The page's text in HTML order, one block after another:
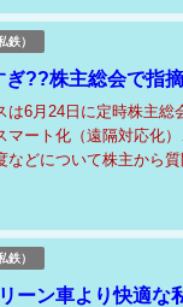
鉄）
ぎ??株主総会で指
は6月24日に定時株主
マート化（遠隔対応化
などについて株主から
鉄）
ーン車より快適な